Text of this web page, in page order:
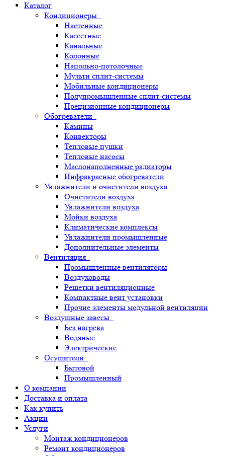
Каталог
Кондиционеры
Настенные
Кассетные
Канальные
Колонные
Напольно-потолочные
Мульти сплит-системы
Мобильные кондиционеры
Полупромышленные сплит-системы
Прецизионные кондиционеры
Обогреватели
Камины
Конвекторы
Тепловые пушки
Тепловые насосы
Маслонаполненные радиаторы
Инфракрасные обогреватели
Увлажнители и очистители воздуха
Очистители воздуха
Увлажнители воздуха
Мойки воздуха
Климатические комплексы
Увлажнители промышленные
Дополнительные элементы
Вентиляция
Промышленные вентиляторы
Воздуховоды
Решетки вентиляционные
Компактные вент установки
Прочие элементы модульной вентиляции
Воздушные завесы
Без нагрева
Водяные
Электрические
Осушители
Бытовой
Промышленный
О компании
Доставка и оплата
Как купить
Акции
Услуги
Монтаж кондиционеров
Ремонт кондиционеров